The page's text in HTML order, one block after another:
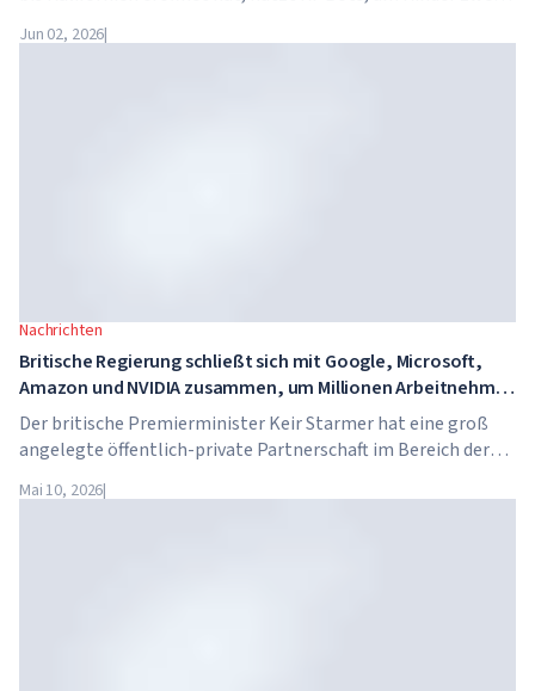
Die Schule hat keine traditionellen Lehrer, keine
Jun 02, 2026|
Nachrichten
Britische Regierung schließt sich mit Google, Microsoft,
Amazon und NVIDIA zusammen, um Millionen Arbeitnehmer
in KI-Kompetenzen zu schulen
Der britische Premierminister Keir Starmer hat eine groß
angelegte öffentlich-private Partnerschaft im Bereich der
Amazon und NVIDIA starten gemeinsam mit der Regierung
Mai 10, 2026|